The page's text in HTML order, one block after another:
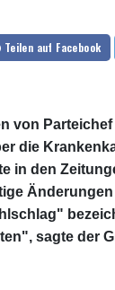
Teilen auf Facebook
von
die
in den
sagte der